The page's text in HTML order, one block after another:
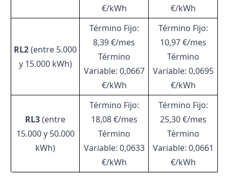
€/kWh
€/kWh
RL2(entre 5.000
y 15.000 kWh)
Término Fijo:
8,39 €/mes
Término
Variable: 0,0667
€/kWh
Término Fijo:
10,97 €/mes
Término
Variable: 0,0695
€/kWh
RL3(entre
15.000 y 50.000
kWh)
Término Fijo:
18,08 €/mes
Término
Variable: 0,0633
€/kWh
Término Fijo:
25,30 €/mes
Término
Variable: 0,0661
€/kWh